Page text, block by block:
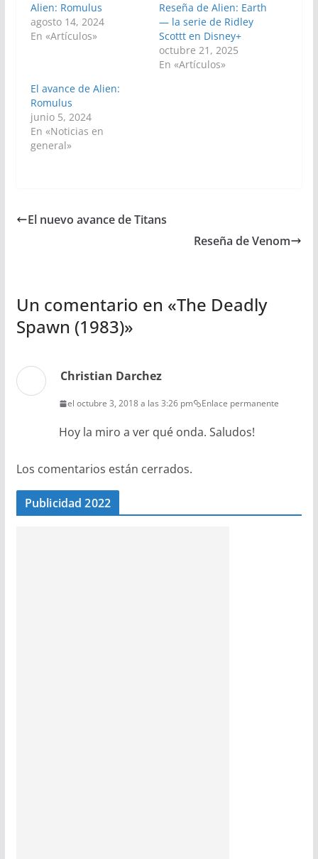
Alien: Romulus
agosto 14, 2024
En «Artículos»
Reseña de Alien: Earth
— la serie de Ridley
Scottt en Disney+
octubre 21, 2025
En «Artículos»
El avance de Alien:
Romulus
junio 5, 2024
En «Noticias en
general»
El nuevo avance de Titans
Reseña de Venom
Un comentario en «The Deadly
Spawn (1983)»
Christian Darchez
el octubre 3, 2018 a las 3:26 pm Enlace permanente
Hoy la miro a ver qué onda. Saludos!
Los comentarios están cerrados.
Publicidad 2022